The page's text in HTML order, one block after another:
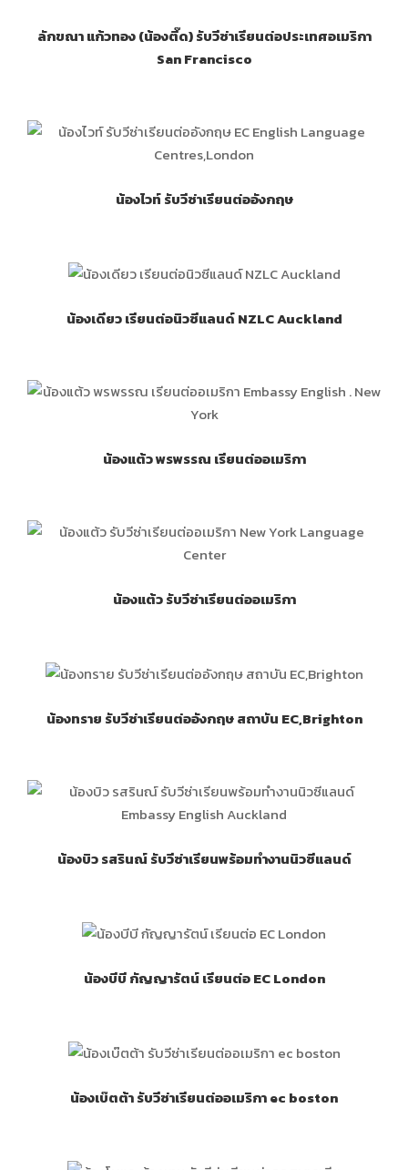
ลักขณา แก้วทอง (น้องตี๊ด) รับวีซ่าเรียนต่อประเทศอเมริกา
San Francisco
น้องไวท์ รับวีซ่าเรียนต่ออังกฤษ
น้องเดียว เรียนต่อนิวซีแลนด์ NZLC Auckland
น้องแต้ว พรพรรณ เรียนต่ออเมริกา
น้องแต้ว รับวีซ่าเรียนต่ออเมริกา
น้องทราย รับวีซ่าเรียนต่ออังกฤษ สถาบัน EC,Brighton
น้องบิว รสรินณ์ รับวีซ่าเรียนพร้อมทำงานนิวซีแลนด์
น้องบีบี กัญญารัตน์ เรียนต่อ EC London
น้องเบ๊ตต้า รับวีซ่าเรียนต่ออเมริกา ec boston